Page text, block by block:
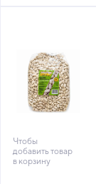
Чтобы
добавить товар
в корзину